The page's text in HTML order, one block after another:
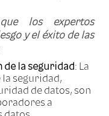
los expertos
y el éxito de las
de la seguridad: La
seguridad,
de datos, son
a